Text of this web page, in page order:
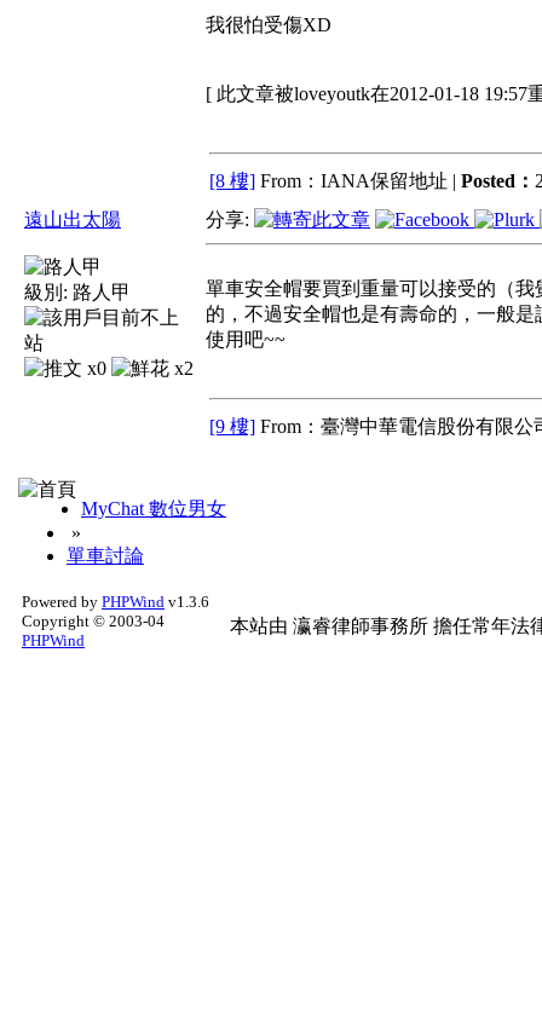
我很怕受傷XD
[ 此文章被loveyoutk在2012-01-18 19:57
[8 樓] From：IANA保留地址 | Posted：
遠山出太陽
級別: 路人甲
x0 x2
分享:
單車安全帽要買到重量可以接受的（
的，不過安全帽也是有壽命的，一般
使用吧~~
[9 樓] From：臺灣中華電信股份有限公
MyChat 數位男女
»
單車討論
Powered by PHPWind v1.3.6
Copyright © 2003-04
PHPWind
本站由 瀛睿律師事務所 擔任常年法